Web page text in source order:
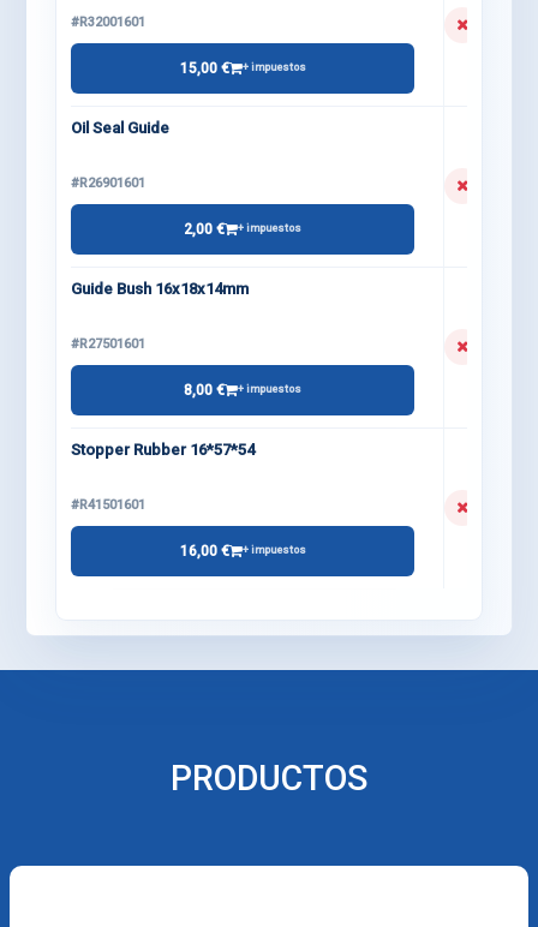
#R32001601
15,00 € + impuestos
Oil Seal Guide
#R26901601
2,00 € + impuestos
Guide Bush 16x18x14mm
#R27501601
8,00 € + impuestos
Stopper Rubber 16*57*54
#R41501601
16,00 € + impuestos
PRODUCTOS